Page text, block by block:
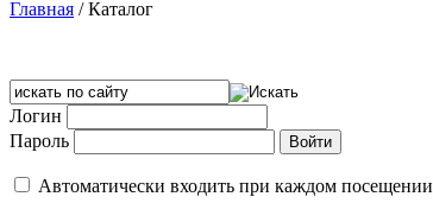
Главная /Каталог
Логин
Пароль
Автоматически входить при каждом посещении